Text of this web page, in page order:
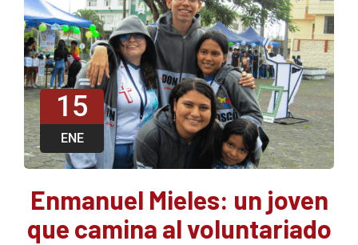
15
ENE
Enmanuel Mieles: un joven
que camina al voluntariado